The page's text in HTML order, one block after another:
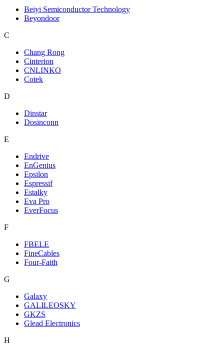
Beiyi Semiconductor Technology
Beyondoor
C
Chang Rong
Cinterion
CNLINKO
Cotek
D
Dinstar
Dosinconn
E
Endrive
EnGenius
Epsilon
Espressif
Estalky
Eva Pro
EverFocus
F
FBELE
FineCables
Four-Faith
G
Galaxy
GALILEOSKY
GKZS
Glead Electronics
H